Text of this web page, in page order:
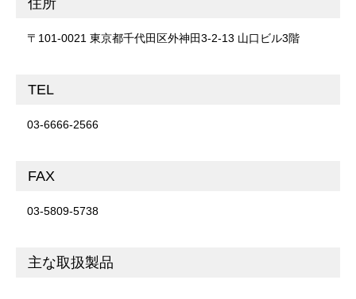
住所
〒101-0021 東京都千代田区外神田3-2-13 山口ビル3階
TEL
03-6666-2566
FAX
03-5809-5738
主な取扱製品